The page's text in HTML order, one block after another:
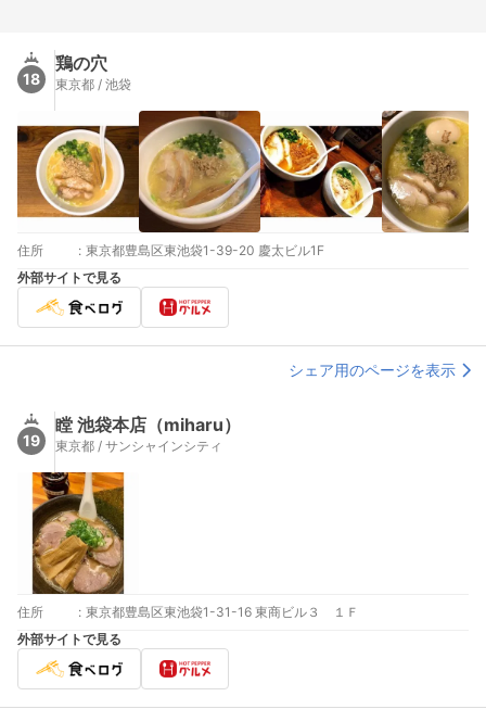
18
鶏の穴
東京都 / 池袋
住所 : 東京都豊島区東池袋1-39-20 慶太ビル1F
外部サイトで見る
シェア用のページを表示
19
瞠 池袋本店（miharu）
東京都 / サンシャインシティ
住所 : 東京都豊島区東池袋1-31-16 東商ビル３ １Ｆ
外部サイトで見る